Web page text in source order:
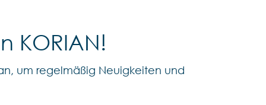
KORIAN!
um regelmäßig Neuigkeiten und